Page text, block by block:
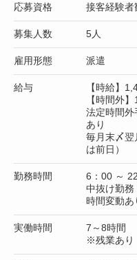
応募資格 接客経験者
募集人数 5人
雇用形態 派遣
給与
【時給】
【時間外
法定時間外
あり
毎月末〆
は前日）
勤務時間
6：00 ～
中抜け勤
時間変動あ
実働時間
7～8時間
※残業あり